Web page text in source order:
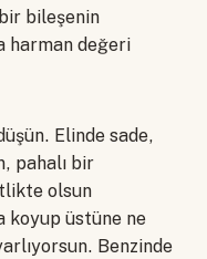
bileşenin
harman değeri
Elinde sade,
pahalı bir
olsun
koyup üstüne ne
Benzinde